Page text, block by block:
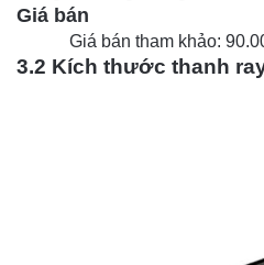
Giá bán
Giá bán tham khảo:
3.2 Kích thước thanh